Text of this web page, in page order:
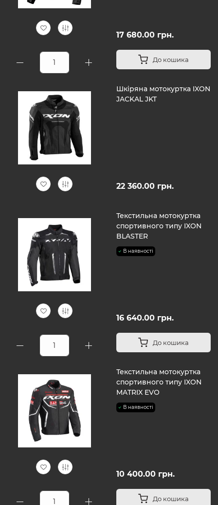
17 680.00 грн.
До кошика
Шкіряна мотокуртка IXON
JACKAL JKT
22 360.00 грн.
Текстильна мотокуртка
спортивного типу IXON
BLASTER
В наявності
16 640.00 грн.
До кошика
Текстильна мотокуртка
спортивного типу IXON
MATRIX EVO
В наявності
10 400.00 грн.
До кошика